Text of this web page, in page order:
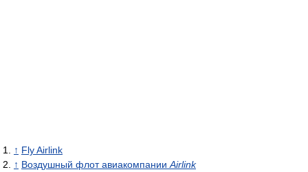
↑ Fly Airlink
↑ Воздушный флот авиакомпании Airlink